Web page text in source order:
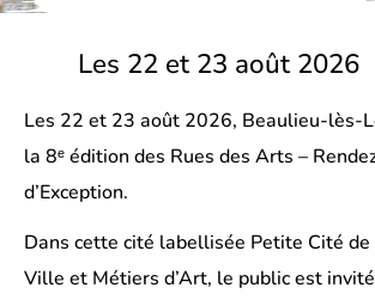
Les 22 et 23 août 2026
Les 22 et 23 août 2026, Beaulieu-lès-
la 8ᵉ édition des Rues des Arts –
d’Exception.
Dans cette cité labellisée Petite Cité
Ville et Métiers d’Art, le public est